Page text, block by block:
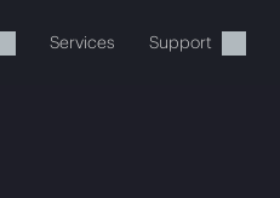
Services Support